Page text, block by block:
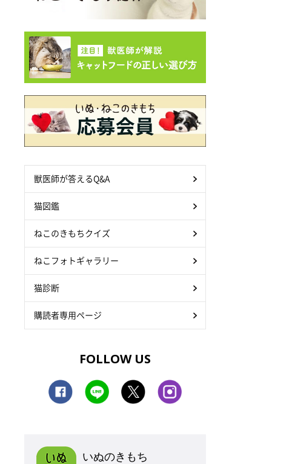
獣医師が答えるQ&A
猫図鑑
ねこのきもちクイズ
ねこフォトギャラリー
猫診断
購読者専用ページ
FOLLOW US
いぬのきもち